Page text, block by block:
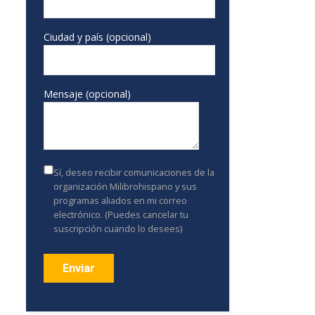
Ciudad y país (opcional)
Mensaje (opcional)
Sí, deseo recibir comunicaciones de la
organización Milibrohispano y sus
programas aliados en mi correo
electrónico. (Puedes cancelar tu
suscripción cuando lo desees)